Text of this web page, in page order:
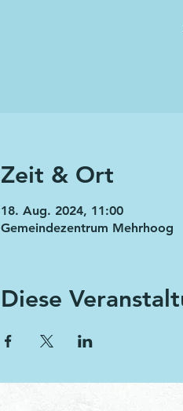
Zeit & Ort
18. Aug. 2024, 11:00
Gemeindezentrum Mehrhoog
Diese